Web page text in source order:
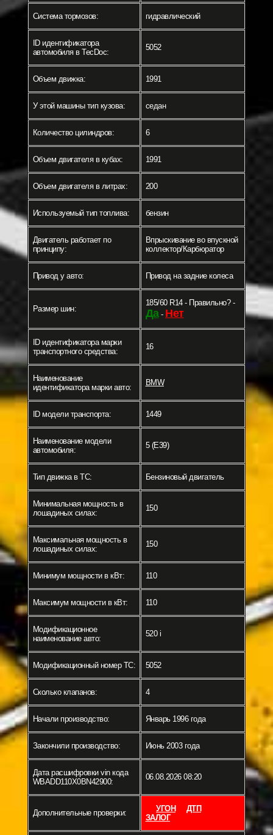
Система тормозов: гидравлический
ID идентификатора
автомобиля в TecDoc:
5052
Объем движка: 1991
У этой машины тип кузова: седан
Количество цилиндров: 6
Объем двигателя в кубах: 1991
Объем двигателя в литрах: 200
Используемый тип топлива: бензин
Двигатель работает по
принципу:
Впрыскивание во впускной
коллектор/Карбюратор
Привод у авто: Привод на задние колеса
Размер шин:
185/60 R14 - Правильно? -
Да- Нет
ID идентификатора марки
транспортного средства:
16
Наименование
идентификатора марки авто:
BMW
ID модели транспорта: 1449
Наименование модели
автомобиля:
5 (E39)
Тип движка в ТС: Бензиновый двигатель
Минимальная мощность в
лошадиных силах:
150
Максимальная мощность в
лошадиных силах:
150
Минимум мощности в кВт: 110
Максимум мощности в кВт: 110
Модификационное
наименование авто:
520 i
Модификационный номер ТС: 5052
Сколько клапанов: 4
Начали производство: Январь 1996 года
Закончили производство: Июнь 2003 года
Дата расшифровки vin кода
WBADD110X0BN42900:
06.08.2026 08:20
Дополнительные проверки: УГОН
ДТП
ЗАЛОГ